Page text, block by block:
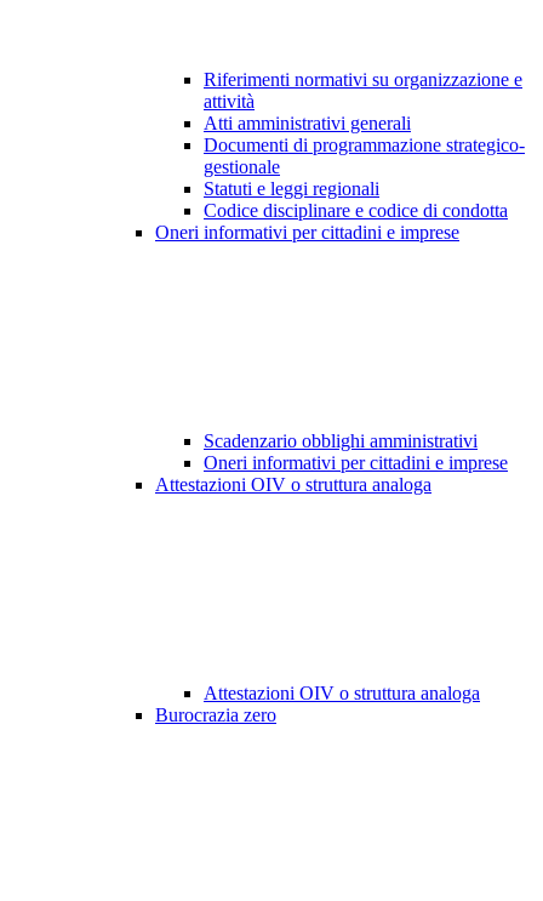
Riferimenti normativi su organizzazione e
attività
Atti amministrativi generali
Documenti di programmazione strategico-
gestionale
Statuti e leggi regionali
Codice disciplinare e codice di condotta
Oneri informativi per cittadini e imprese
Scadenzario obblighi amministrativi
Oneri informativi per cittadini e imprese
Attestazioni OIV o struttura analoga
Attestazioni OIV o struttura analoga
Burocrazia zero